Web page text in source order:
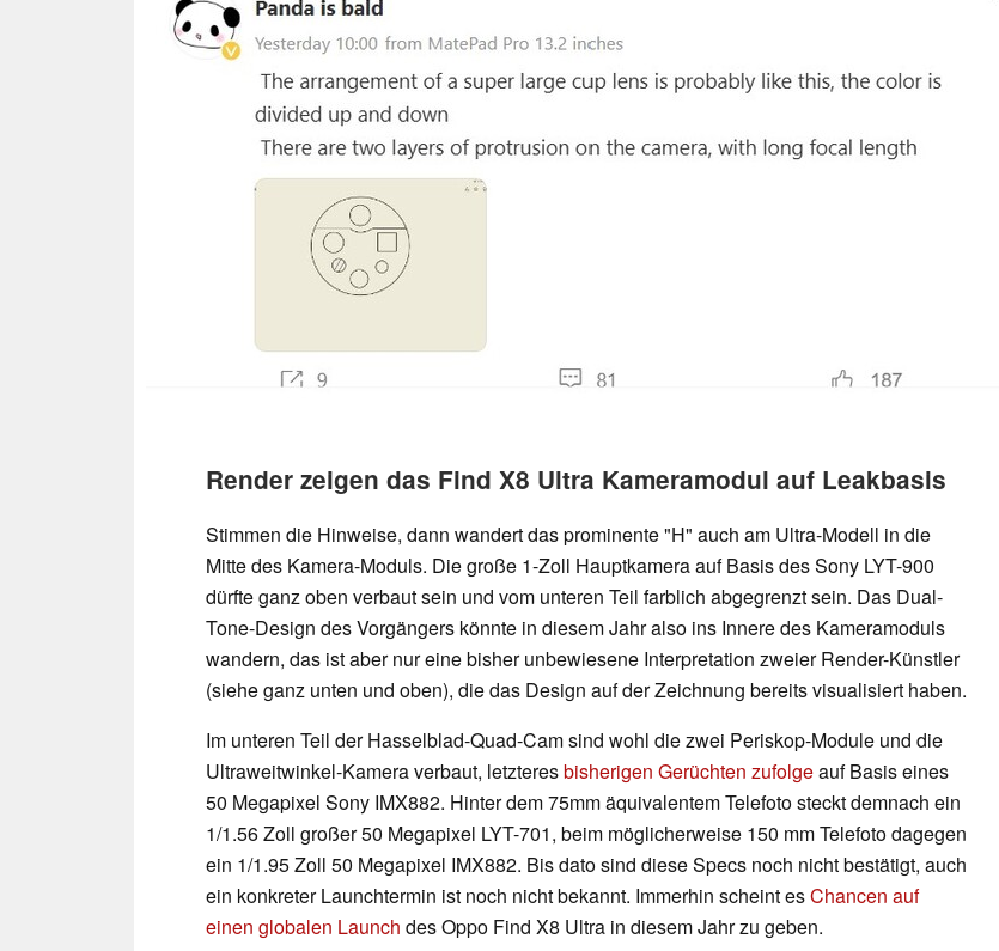
Render zeigen das Find X8 Ultra Kameramodul auf Leakbasis
Stimmen die Hinweise, dann wandert das prominente "H" auch am Ultra-Modell in die
Mitte des Kamera-Moduls. Die große 1-Zoll Hauptkamera auf Basis des Sony LYT-900
dürfte ganz oben verbaut sein und vom unteren Teil farblich abgegrenzt sein. Das Dual-
Tone-Design des Vorgängers könnte in diesem Jahr also ins Innere des Kameramoduls
wandern, das ist aber nur eine bisher unbewiesene Interpretation zweier Render-Künstler
(siehe ganz unten und oben), die das Design auf der Zeichnung bereits visualisiert haben.
Im unteren Teil der Hasselblad-Quad-Cam sind wohl die zwei Periskop-Module und die
Ultraweitwinkel-Kamera verbaut, letzteresbisherigen Gerüchten zufolgeauf Basis eines
50 Megapixel Sony IMX882. Hinter dem 75mm äquivalentem Telefoto steckt demnach ein
1/1.56 Zoll großer 50 Megapixel LYT-701, beim möglicherweise 150 mm Telefoto dagegen
ein 1/1.95 Zoll 50 Megapixel IMX882. Bis dato sind diese Specs noch nicht bestätigt, auch
ein konkreter Launchtermin ist noch nicht bekannt. Immerhin scheint esChancen auf
einen globalen Launch des Oppo Find X8 Ultra in diesem Jahr zu geben.